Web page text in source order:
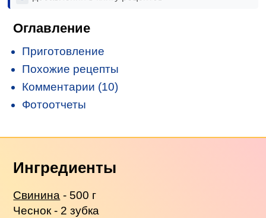
Оглавление
Приготовление
Похожие рецепты
Комментарии (10)
Фотоотчеты
Ингредиенты
Свинина - 500 г
Чеснок - 2 зубка